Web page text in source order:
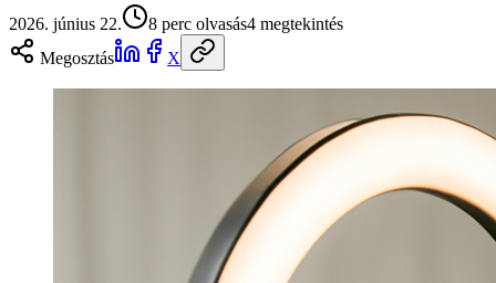
2026. június 22. 8 perc olvasás4 megtekintés
Megosztás
X